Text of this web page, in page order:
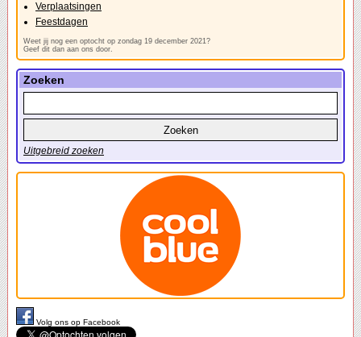
Verplaatsingen
Feestdagen
Weet jij nog een optocht op zondag 19 december 2021?
Geef dit dan aan ons door.
Zoeken
Uitgebreid zoeken
Volg ons op Facebook